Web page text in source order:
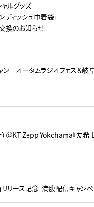
ルグッズ
ディッシュ巾着袋」
換のお知らせ
ャン オータムラジオフェス＆
）＠KT Zepp Yokohama『友
リース記念！満腹配信キャンペ